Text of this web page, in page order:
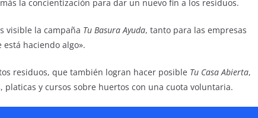
la concientización para dar un nuevo fin a los residuos.
visible la campaña Tu Basura Ayuda, tanto para las empresas
haciendo algo».
residuos, que también logran hacer posible Tu Casa Abierta,
platicas y cursos sobre huertos con una cuota voluntaria.